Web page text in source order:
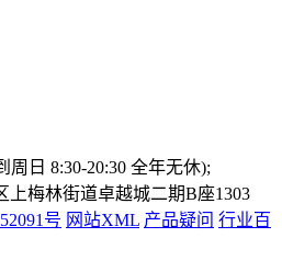
周日 8:30-20:30 全年无休);
上梅林街道卓越城二期B座1303
号 网站XML 产品疑问 行业百